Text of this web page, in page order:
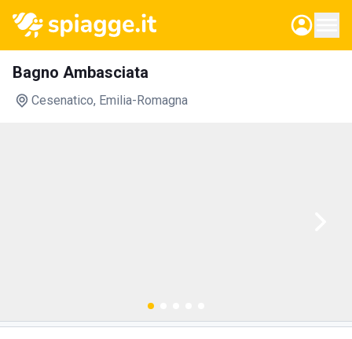
Bagno Ambasciata
Cesenatico, Emilia-Romagna